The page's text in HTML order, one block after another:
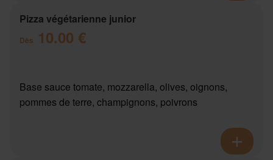
Pizza végétarienne junior
Dès 10.00 €
Base sauce tomate, mozzarella, olives, oignons,
pommes de terre, champignons, poivrons